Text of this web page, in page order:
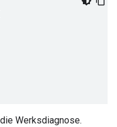
Werksdiagnose.